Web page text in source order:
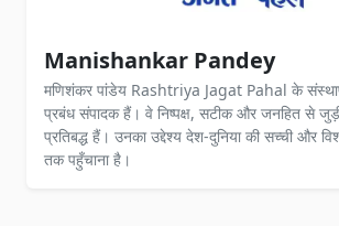
Manishankar Pandey
मणिशंकर पांडेय Rashtriya Jagat Pahal के
प्रबंध संपादक हैं। वे निष्पक्ष, सटीक और जनहित से
प्रतिबद्ध हैं। उनका उद्देश्य देश-दुनिया की सच्ची और
तक पहुँचाना है।